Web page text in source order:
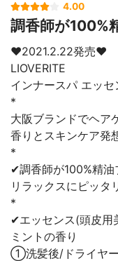
4.00
調香師が100%
❤︎2021.2.22発売❤︎
LIOVERITE
インナースパ エッセ
*
大阪ブランドでヘア
香りとスキンケア発
*
✔︎調香師が100%精油
リラックスにピッタ
*
✔︎エッセンス(頭皮用
ミントの香り
①洗髪後/ドライヤ